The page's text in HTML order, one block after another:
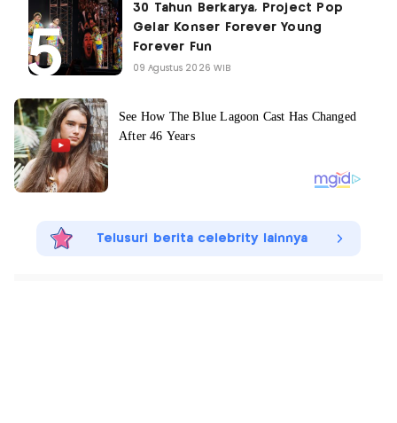
30 Tahun Berkarya, Project Pop
Gelar Konser Forever Young
Forever Fun
09 Agustus 2026 WIB
Telusuri berita celebrity lainnya